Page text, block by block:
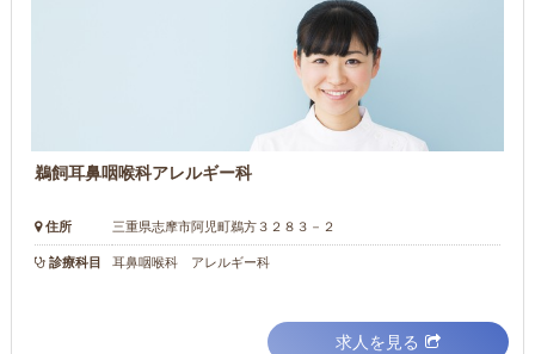
鵜飼耳鼻咽喉科アレルギー科
住所 三重県志摩市阿児町鵜方３２８３－２
診療科目 耳鼻咽喉科 アレルギー科
求人を見る